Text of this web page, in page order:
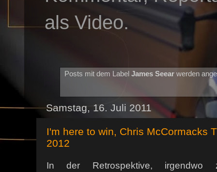
als Video.
Posts mit dem LabelJames Seear werden
Samstag, 16. Juli 2011
I'm here to win, Chris McCormacks
2012
In der Retrospektive, irgendwo